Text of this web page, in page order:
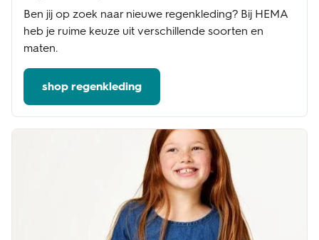
Ben jij op zoek naar nieuwe regenkleding? Bij HEMA
heb je ruime keuze uit verschillende soorten en
maten.
shop regenkleding